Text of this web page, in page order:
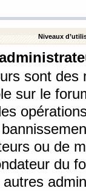
Niveaux
sont
sur le
ou de
du